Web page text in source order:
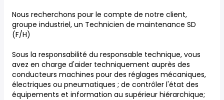
Nous recherchons pour le compte de notre client,
groupe industriel, un Technicien de maintenance SD
(F/H)
Sous la responsabilité du responsable technique, vous
avez en charge d'aider techniquement auprès des
conducteurs machines pour des réglages mécaniques,
électriques ou pneumatiques ; de contrôler l'état des
équipements et information au supérieur hiérarchique;